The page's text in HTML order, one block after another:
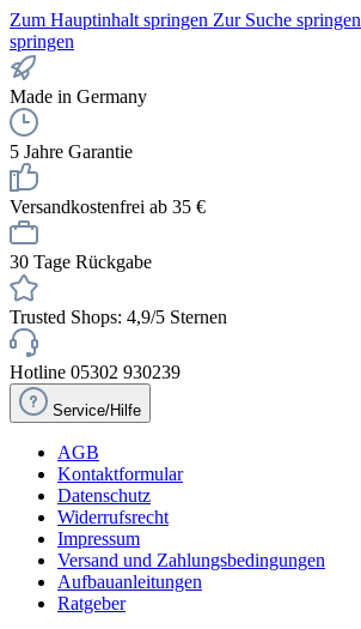
Zum Hauptinhalt springen Zur Suche springen
springen
Made in Germany
5 Jahre Garantie
Versandkostenfrei ab 35 €
30 Tage Rückgabe
Trusted Shops: 4,9/5 Sternen
Hotline 05302 930239
Service/Hilfe
AGB
Kontaktformular
Datenschutz
Widerrufsrecht
Impressum
Versand und Zahlungsbedingungen
Aufbauanleitungen
Ratgeber